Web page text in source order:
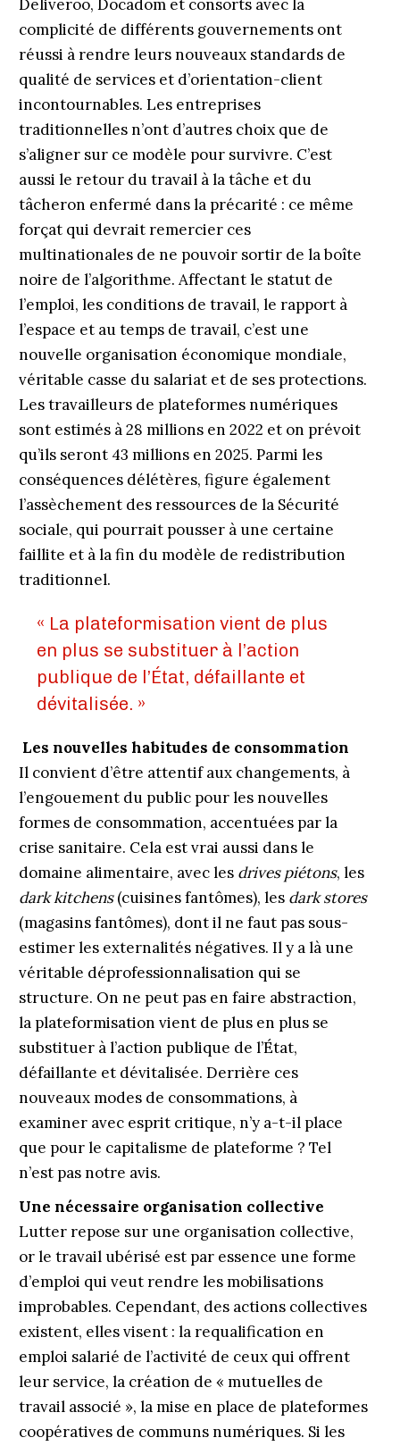
Deliveroo, Docadom et consorts avec la
complicité de différents gouvernements ont
réussi à rendre leurs nouveaux standards de
qualité de services et d’orientation-client
incontournables. Les entreprises
traditionnelles n’ont d’autres choix que de
s’aligner sur ce modèle pour survivre. C’est
aussi le retour du travail à la tâche et du
tâcheron enfermé dans la précarité : ce même
forçat qui devrait remercier ces
multinationales de ne pouvoir sortir de la boîte
noire de l’algorithme. Affectant le statut de
l’emploi, les conditions de travail, le rapport à
l’espace et au temps de travail, c’est une
nouvelle organisation économique mondiale,
véritable casse du salariat et de ses protections.
Les travailleurs de plateformes numériques
sont estimés à 28 millions en 2022 et on prévoit
qu’ils seront 43 millions en 2025. Parmi les
conséquences délétères, figure également
l’assèchement des ressources de la Sécurité
sociale, qui pourrait pousser à une certaine
faillite et à la fin du modèle de redistribution
traditionnel.
« La plateformisation vient de plus
en plus se substituer à l’action
publique de l’État, défaillante et
dévitalisée. »
Les nouvelles habitudes de consommation
Il convient d’être attentif aux changements, à
l’engouement du public pour les nouvelles
formes de consommation, accentuées par la
crise sanitaire. Cela est vrai aussi dans le
domaine alimentaire, avec les drives piétons, les
dark kitchens(cuisines fantômes), les dark stores
(magasins fantômes), dont il ne faut pas sous-
estimer les externalités négatives. Il y a là une
véritable déprofessionnalisation qui se
structure. On ne peut pas en faire abstraction,
la plateformisation vient de plus en plus se
substituer à l’action publique de l’État,
défaillante et dévitalisée. Derrière ces
nouveaux modes de consommations, à
examiner avec esprit critique, n’y a-t-il place
que pour le capitalisme de plateforme ? Tel
n’est pas notre avis.
Une nécessaire organisation collective
Lutter repose sur une organisation collective,
or le travail ubérisé est par essence une forme
d’emploi qui veut rendre les mobilisations
improbables. Cependant, des actions collectives
existent, elles visent : la requalification en
emploi salarié de l’activité de ceux qui offrent
leur service, la création de « mutuelles de
travail associé », la mise en place de plateformes
coopératives de communs numériques. Si les